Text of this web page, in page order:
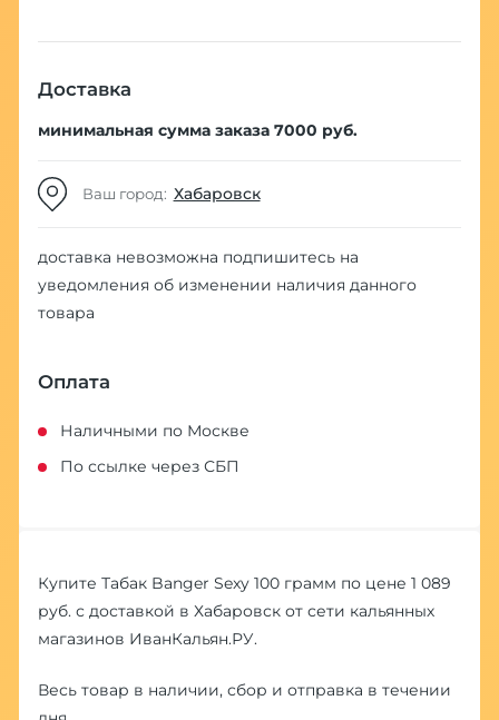
Доставка
минимальная сумма заказа 7000 руб.
Ваш город: Хабаровск
доставка невозможна подпишитесь на
уведомления об изменении наличия данного
товара
Оплата
Наличными по Москве
По ссылке через СБП
Купите Табак Banger Sexy 100 грамм по цене 1 089
руб. с доставкой в Хабаровск от сети кальянных
магазинов ИванКальян.РУ.
Весь товар в наличии, сбор и отправка в течении